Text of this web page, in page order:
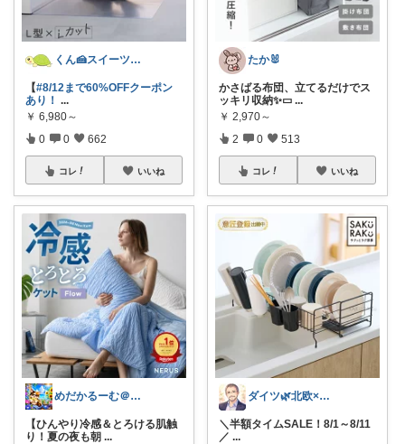
くん🍰スイーツ＆暮らし
【#8/12まで60%OFFクーポン
あり！ ...
￥ 6,980～
0 0 662
コレ いいね
めだかるーむ＠ありがとうございます。
【ひんやり冷感＆とろける肌触
り！夏の夜も朝 ...
たか🐰
かさばる布団、立てるだけでス
ッキリ収納✨▭ ...
￥ 2,970～
2 0 513
コレ いいね
ダイツ🌿北欧×日本｜無理のない道具選び
＼半額タイムSALE！8/1～8/11
／ ...